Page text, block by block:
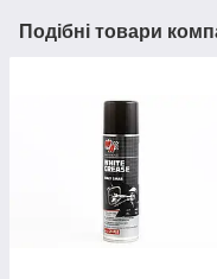
Подібні товари